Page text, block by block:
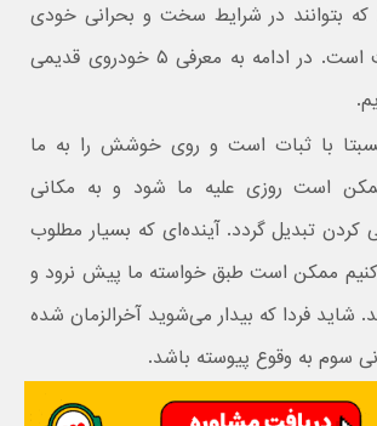
که بتوانند در شرایط سخت و بحرانی خودی
نشان دهند سخت است. در ادامه به معرفی ۵ خودروی قدیمی
با ثبات است و روی خوشش را به ما
است روزی علیه ما شود و به مکانی
کردن تبدیل گردد. آینده‌ای که بسیار مطلوب
ممکن است طبق خواسته ما پیش نرود و
شاید فردا که بیدار می‌شوید آخرالزمان شده
سوم به وقوع پیوسته باشد.